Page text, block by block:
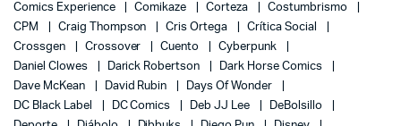
Comics Experience
Comikaze Corteza
Costumbrismo
CPM
Craig Thompson Cris Ortega
Crítica Social
Crossgen
Crossover Cuento
Cyberpunk
Daniel Clowes
Darick Robertson
Dark Horse Comics
Dave McKean
David Rubin
Days Of Wonder
DC Black Label
DC Comics Deb JJ Lee
DeBolsillo